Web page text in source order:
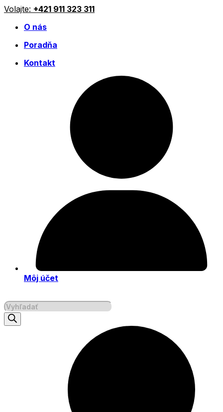
Preskočiť
obsah
Volajte: +421 911 323 311
O nás
Poradňa
Kontakt
Môj účet
Products
search